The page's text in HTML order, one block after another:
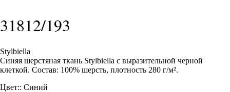
31812/193
Stylbiella
Синяя шерстяная ткань Stylbiella с выразительной черной
клеткой. Состав: 100% шерсть, плотность 280 г/м².
Цвет:: Синий